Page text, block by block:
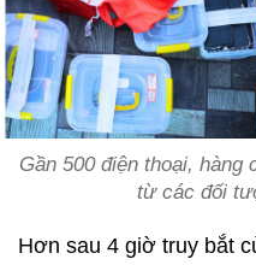
Gần 500 điện thoại,
từ các đối
Hơn sau 4 giờ truy bắt